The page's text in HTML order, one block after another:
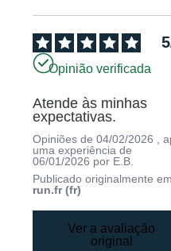
5
Opinião verificada
Atende às minhas
expectativas.
Opiniões de04/02/2026
,
uma experiência de
06/01/2026 por E.B.
Publicado originalmente
run.fr (fr)
Ver a avaliação
original